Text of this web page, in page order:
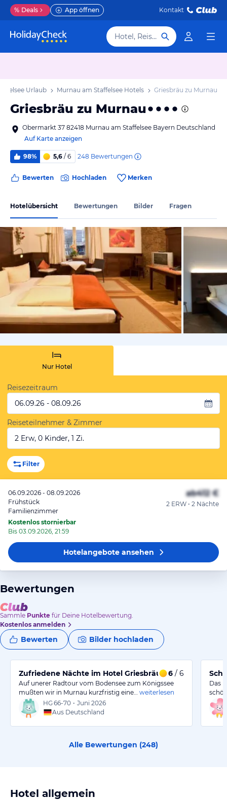
% Deals App öffnen Kontakt
Hotel, Reiseziel
Urlaub Murnau am Staffelsee Hotels Griesbräu zu Murnau
Griesbräu zu Murnau
Obermarkt 37 82418 Murnau am Staffelsee Bayern Deutschland
Auf Karte anzeigen
98% 5,6 / 6 248 Bewertungen
Bewerten Hochladen Merken
Hotelübersicht Bewertungen Bilder Fragen
vom
Nur Hotel
Reisezeitraum
06.09.26 - 08.09.26
Reiseteilnehmer & Zimmer
2 Erw, 0 Kinder, 1 Zi.
Filter
06.09.2026 - 08.09.2026
Frühstück
Familienzimmer
Kostenlos stornierbar
Bis 03.09.2026, 21:59
ab412 €
2 ERW • 2 Nächte
Hotelangeboteansehen
Bewertungen
Sammle Punkte für Deine Hotelbewertung.
Kostenlos anmelden
Bewerten Bilder hochladen
Zufriedene Nächte im Hotel Griesbräu in Murnau
6 / 6
Auf unerer Radtour vom Bodensee zum Königssee
mußten wir in Murnau kurzfristig eine…
weiterlesen
HG66-70 • Juni 2026
Aus Deutschland
Das
Alle Bewertungen (248)
Hotel allgemein